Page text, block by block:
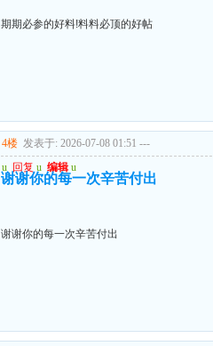
期期必参的好料!料料必顶的好帖
4楼 发表于: 2026-07-08 01:51 ---
u 回复 u 编辑 u
谢谢你的每一次辛苦付出
谢谢你的每一次辛苦付出